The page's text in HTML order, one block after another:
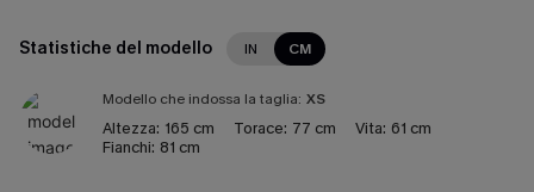
Statistiche del modello IN CM
Modello che indossa la taglia: XS
Altezza: 165 cm Torace: 77 cm Vita: 61 cm
Fianchi: 81 cm